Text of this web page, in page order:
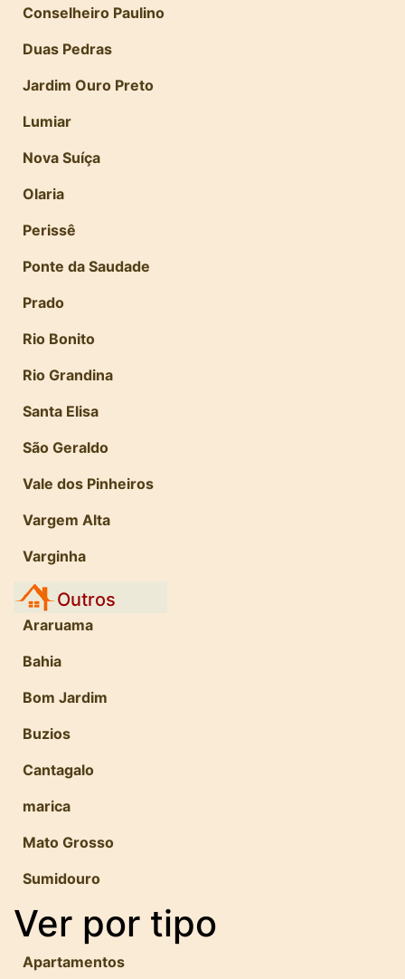
Conselheiro Paulino
Duas Pedras
Jardim Ouro Preto
Lumiar
Nova Suíça
Olaria
Perissê
Ponte da Saudade
Prado
Rio Bonito
Rio Grandina
Santa Elisa
São Geraldo
Vale dos Pinheiros
Vargem Alta
Varginha
Outros
Araruama
Bahia
Bom Jardim
Buzios
Cantagalo
marica
Mato Grosso
Sumidouro
Ver por tipo
Apartamentos